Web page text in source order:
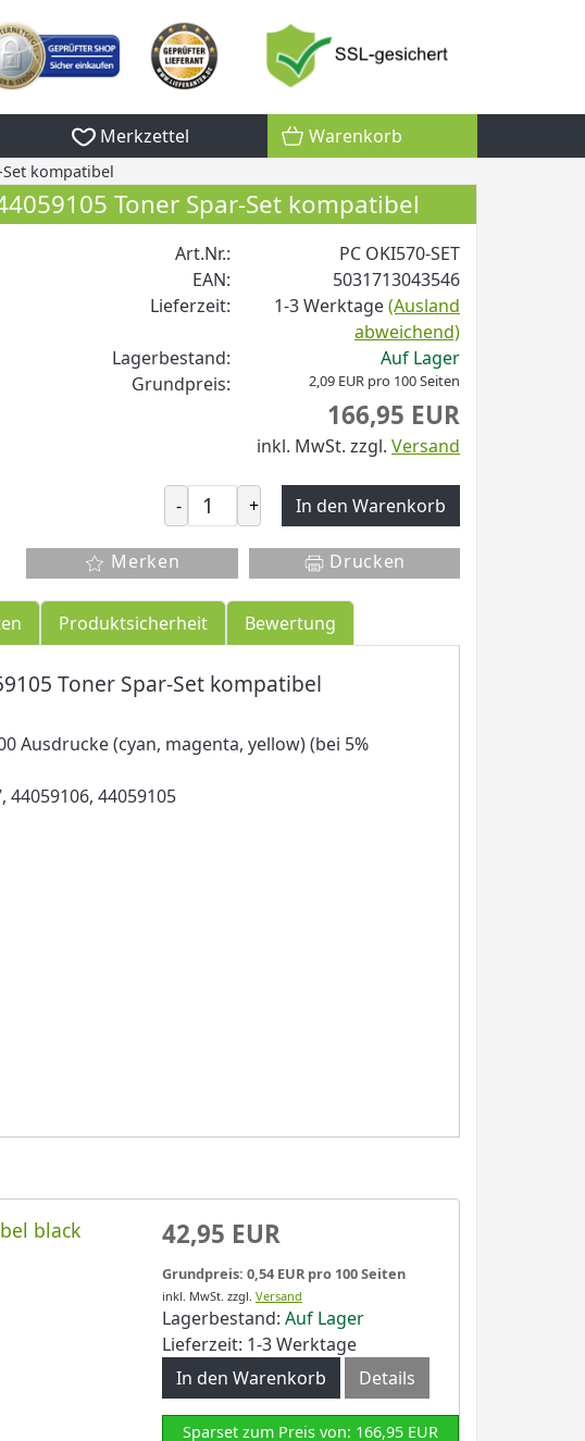
Merkzettel Warenkorb
Set kompatibel
Toner Spar-Set kompatibel
Art.Nr.:
PC OKI570-SET
EAN:
5031713043546
Lieferzeit:
1-3 Werktage(Ausland
abweichend)
Lagerbestand:
Auf Lager
Grundpreis:
2,09 EUR pro 100 Seiten
166,95 EUR
inkl. MwSt. zzgl. Versand
- + In den Warenkorb
Merken Drucken
Produktsicherheit Bewertung
Toner Spar-Set kompatibel
Ausdrucke (cyan, magenta, yellow) (bei 5%
44059105
black 42,95 EUR
Grundpreis: 0,54 EUR pro 100 Seiten
inkl. MwSt. zzgl. Versand
Lagerbestand: Auf Lager
Lieferzeit: 1-3 Werktage
In den Warenkorb
Details
Sparset zum Preis von: 166,95 EUR